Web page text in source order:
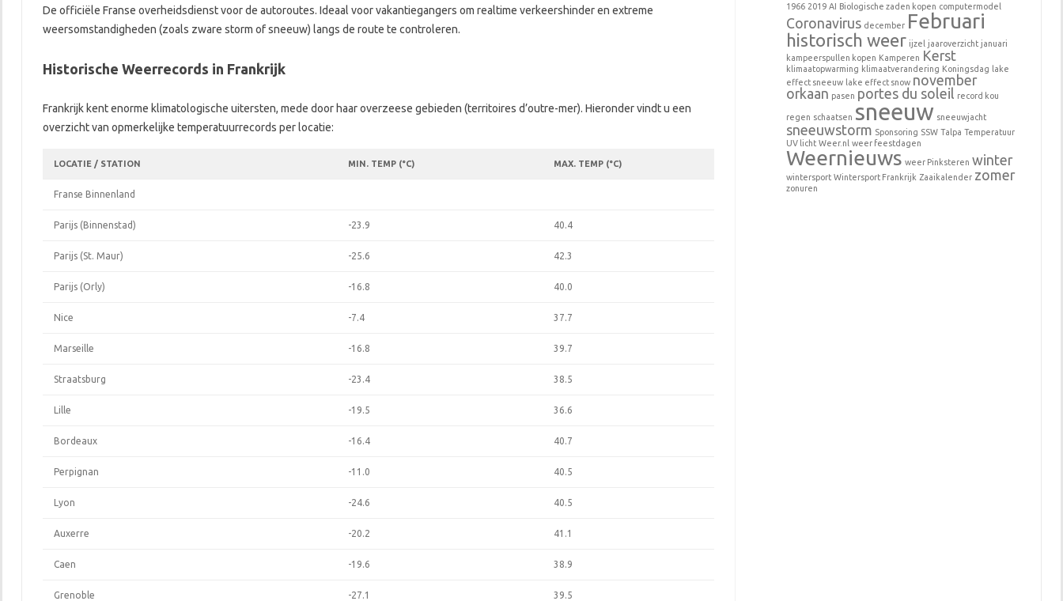
De officiële Franse overheidsdienst voor de autoroutes. Ideaal voor vakantiegangers om realtime verkeershinder en extreme
weersomstandigheden (zoals zware storm of sneeuw) langs de route te controleren.
Historische Weerrecords in Frankrijk
Frankrijk kent enorme klimatologische uitersten, mede door haar overzeese gebieden (territoires d’outre-mer). Hieronder vindt u een
overzicht van opmerkelijke temperatuurrecords per locatie:
LOCATIE / STATION MIN. TEMP (°C) MAX. TEMP (°C)
Franse Binnenland
Parijs (Binnenstad) -23.9 40.4
Parijs (St. Maur) -25.6 42.3
Parijs (Orly) -16.8 40.0
Nice -7.4 37.7
Marseille -16.8 39.7
Straatsburg -23.4 38.5
Lille -19.5 36.6
Bordeaux -16.4 40.7
Perpignan -11.0 40.5
Lyon -24.6 40.5
Auxerre -20.2 41.1
Caen -19.6 38.9
Grenoble -27.1 39.5
1966 2019 AI Biologische zaden kopen computermodel
Coronavirus december Februari
historisch weer ijzel jaaroverzicht januari
kampeerspullen kopen Kamperen Kerst
klimaatopwarming klimaatverandering Koningsdag lake
effect sneeuw lake effect snow november
orkaan pasen portes du soleil record kou
regen schaatsen sneeuw sneeuwjacht
sneeuwstorm Sponsoring SSW Talpa Temperatuur
UV licht Weer.nl weer feestdagen
Weernieuws weer Pinksteren winter
wintersport Wintersport Frankrijk Zaaikalender zomer
zonuren